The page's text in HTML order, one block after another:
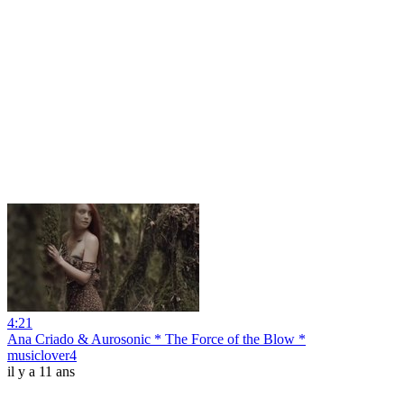
4:21
Ana Criado & Aurosonic * The Force of the Blow *
musiclover4
il y a 11 ans